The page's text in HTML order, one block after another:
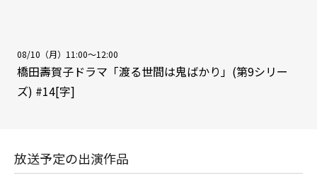
08/10（月）11:00～12:00
橋田壽賀子ドラマ「渡る世間は鬼ばかり」(第9シリー
ズ) #14[字]
放送予定の出演作品